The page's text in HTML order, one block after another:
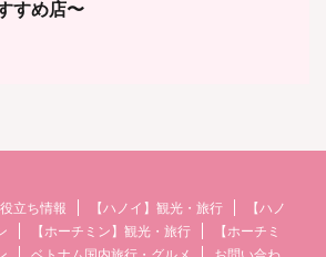
すめ店〜
立ち情報 【ハノイ】観光・旅行
【ハノ
【ホーチミン】観光・旅行
【ホーチミ